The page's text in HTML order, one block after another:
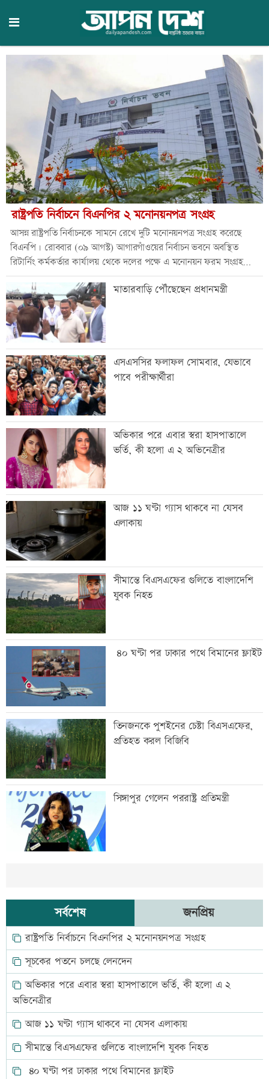
রাষ্ট্রপতি নির্বাচনে বিএনপির ২ মনোনয়নপত্র সংগ্রহ
আসন্ন রাষ্ট্রপতি নির্বাচনকে সামনে রেখে দুটি মনোনয়নপত্র সংগ্রহ করেছে
বিএনপি। রোববার (০৯ আগস্ট) আগারগাঁওয়ের নির্বাচন ভবনে অবস্থিত
রিটার্নিং কর্মকর্তার কার্যালয় থেকে দলের পক্ষে এ মনোনয়ন ফরম সংগ্রহ
করা হয়। জাতীয় সংসদের চিফ হুইপ নূরুল ইসলাম মণি এবং দলের জ্যেষ্ঠ
নেতা রুহুল কবীর রিজভী নির্বাচন কমিশনে গিয়ে ফরম দুটি গ্রহণ করেন।
মাতারবাড়ি পৌঁছেছেন প্রধানমন্ত্রী
এসএসসির ফলাফল সোমবার, যেভাবে
পাবে পরীক্ষার্থীরা
অভিকার পরে এবার স্বরা হাসপাতালে
ভর্তি, কী হলো এ ২ অভিনেত্রীর
আজ ১১ ঘণ্টা গ্যাস থাকবে না যেসব
এলাকায়
সীমান্তে বিএসএফের গুলিতে বাংলাদেশি
যুবক নিহত
৪০ ঘণ্টা পর ঢাকার পথে বিমানের ফ্লাইট
তিনজনকে পুশইনের চেষ্টা বিএসএফের,
প্রতিহত করল বিজিবি
সিঙ্গাপুর গেলেন পররাষ্ট্র প্রতিমন্ত্রী
সর্বশেষ জনপ্রিয়
রাষ্ট্রপতি নির্বাচনে বিএনপির ২ মনোনয়নপত্র সংগ্রহ
সূচকের পতনে চলছে লেনদেন
অভিকার পরে এবার স্বরা হাসপাতালে ভর্তি, কী হলো এ ২
অভিনেত্রীর
আজ ১১ ঘণ্টা গ্যাস থাকবে না যেসব এলাকায়
সীমান্তে বিএসএফের গুলিতে বাংলাদেশি যুবক নিহত
৪০ ঘণ্টা পর ঢাকার পথে বিমানের ফ্লাইট